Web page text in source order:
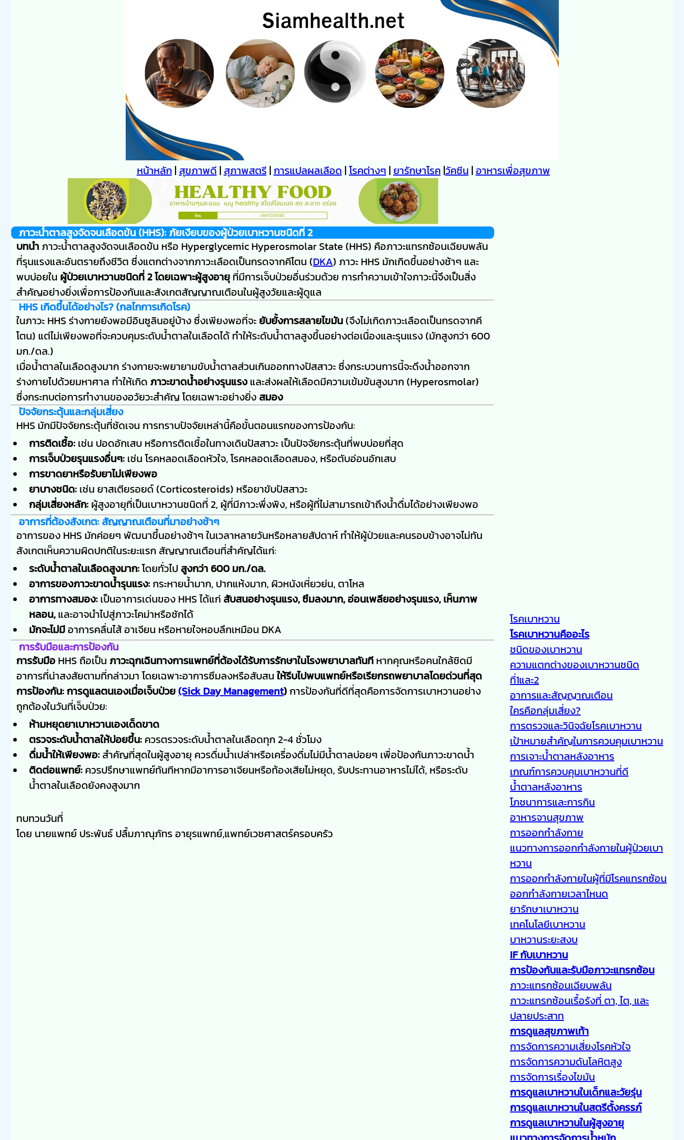
หน้าหลัก|สุขภาพดี|สุภาพสตรี|การแปลผลเลือด|โรคต่างๆ|ยารักษาโรค|วัคซีน|อาหารเพื่อสุขภาพ
ภาวะน้ำตาลสูงจัดจนเลือดข้น (HHS): ภัยเงียบของผู้ป่วยเบาหวานชนิดที่ 2
บทนำ ภาวะน้ำตาลสูงจัดจนเลือดข้น หรือ Hyperglycemic Hyperosmolar State (HHS) คือภาวะแทรกซ้อนเฉียบพลัน
ที่รุนแรงและอันตรายถึงชีวิต ซึ่งแตกต่างจากภาวะเลือดเป็นกรดจากคีโตน (DKA) ภาวะ HHS มักเกิดขึ้นอย่างช้าๆ และ
พบบ่อยใน ผู้ป่วยเบาหวานชนิดที่ 2 โดยเฉพาะผู้สูงอายุ ที่มีการเจ็บป่วยอื่นร่วมด้วย การทำความเข้าใจภาวะนี้จึงเป็นสิ่ง
สำคัญอย่างยิ่งเพื่อการป้องกันและสังเกตสัญญาณเตือนในผู้สูงวัยและผู้ดูแล
HHS เกิดขึ้นได้อย่างไร? (กลไกการเกิดโรค)
ในภาวะ HHS ร่างกายยังพอมีอินซูลินอยู่บ้าง ซึ่งเพียงพอที่จะยับยั้งการสลายไขมัน(จึงไม่เกิดภาวะเลือดเป็นกรดจากคี
โตน) แต่ไม่เพียงพอที่จะควบคุมระดับน้ำตาลในเลือดได้ ทำให้ระดับน้ำตาลสูงขึ้นอย่างต่อเนื่องและรุนแรง (มักสูงกว่า 600
มก./ดล.)
เมื่อน้ำตาลในเลือดสูงมาก ร่างกายจะพยายามขับน้ำตาลส่วนเกินออกทางปัสสาวะ ซึ่งกระบวนการนี้จะดึงน้ำออกจาก
ร่างกายไปด้วยมหาศาล ทำให้เกิด ภาวะขาดน้ำอย่างรุนแรงและส่งผลให้เลือดมีความเข้มข้นสูงมาก (Hyperosmolar)
ซึ่งกระทบต่อการทำงานของอวัยวะสำคัญ โดยเฉพาะอย่างยิ่ง สมอง
ปัจจัยกระตุ้นและกลุ่มเสี่ยง
HHS มักมีปัจจัยกระตุ้นที่ชัดเจน การทราบปัจจัยเหล่านี้คือขั้นตอนแรกของการป้องกัน:
การติดเชื้อ: เช่น ปอดอักเสบ หรือการติดเชื้อในทางเดินปัสสาวะ เป็นปัจจัยกระตุ้นที่พบบ่อยที่สุด
การเจ็บป่วยรุนแรงอื่นๆ: เช่น โรคหลอดเลือดหัวใจ, โรคหลอดเลือดสมอง, หรือตับอ่อนอักเสบ
การขาดยาหรือรับยาไม่เพียงพอ
ยาบางชนิด: เช่น ยาสเตียรอยด์ (Corticosteroids) หรือยาขับปัสสาวะ
กลุ่มเสี่ยงหลัก: ผู้สูงอายุที่เป็นเบาหวานชนิดที่ 2, ผู้ที่มีภาวะพึ่งพิง, หรือผู้ที่ไม่สามารถเข้าถึงน้ำดื่มได้อย่างเพียงพอ
อาการที่ต้องสังเกต: สัญญาณเตือนที่มาอย่างช้าๆ
อาการของ HHS มักค่อยๆ พัฒนาขึ้นอย่างช้าๆ ในเวลาหลายวันหรือหลายสัปดาห์ ทำให้ผู้ป่วยและคนรอบข้างอาจไม่ทัน
สังเกตเห็นความผิดปกติในระยะแรก สัญญาณเตือนที่สำคัญได้แก่:
ระดับน้ำตาลในเลือดสูงมาก:โดยทั่วไป สูงกว่า 600 มก./ดล.
อาการของภาวะขาดน้ำรุนแรง:กระหายน้ำมาก, ปากแห้งมาก, ผิวหนังเหี่ยวย่น, ตาโหล
อาการทางสมอง: เป็นอาการเด่นของ HHS ได้แก่ สับสนอย่างรุนแรง, ซึมลงมาก, อ่อนเพลียอย่างรุนแรง, เห็นภาพ
หลอน,และอาจนำไปสู่ภาวะโคม่าหรือชักได้
มักจะไม่มี อาการคลื่นไส้ อาเจียน หรือหายใจหอบลึกเหมือน DKA
การรับมือและการป้องกัน
การรับมือ HHS ถือเป็น ภาวะฉุกเฉินทางการแพทย์ที่ต้องได้รับการรักษาในโรงพยาบาลทันที หากคุณหรือคนใกล้ชิดมี
อาการที่น่าสงสัยตามที่กล่าวมา โดยเฉพาะอาการซึมลงหรือสับสนให้รีบไปพบแพทย์หรือเรียกรถพยาบาลโดยด่วนที่สุด
การป้องกัน: การดูแลตนเองเมื่อเจ็บป่วย(Sick Day Management)การป้องกันที่ดีที่สุดคือการจัดการเบาหวานอย่าง
ถูกต้องในวันที่เจ็บป่วย:
ห้ามหยุดยาเบาหวานเองเด็ดขาด
ตรวจระดับน้ำตาลให้บ่อยขึ้น: ควรตรวจระดับน้ำตาลในเลือดทุก 2-4 ชั่วโมง
ดื่มน้ำให้เพียงพอ: สำคัญที่สุดในผู้สูงอายุ ควรดื่มน้ำเปล่าหรือเครื่องดื่มไม่มีน้ำตาลบ่อยๆ เพื่อป้องกันภาวะขาดน้ำ
ติดต่อแพทย์: ควรปรึกษาแพทย์ทันทีหากมีอาการอาเจียนหรือท้องเสียไม่หยุด, รับประทานอาหารไม่ได้, หรือระดับ
น้ำตาลในเลือดยังคงสูงมาก
ทบทวนวันที่
โดย นายแพทย์ ประพันธ์ ปลื้มภาณุภัทร อายุรแพทย์,แพทย์เวชศาสตร์ครอบครัว
โรคเบาหวาน
โรคเบาหวานคืออะไร
ชนิดของเบาหวาน
ความแตกต่างของเบาหวานชนิด
ที่1และ2
อาการและสัญญาณเตือน
ใครคือกลุ่มเสี่ยง?
การตรวจและวินิจฉัยโรคเบาหวาน
เป้าหมายสำคัญในการควบคุมเบาหวาน
การเจาะน้ำตาลหลังอาหาร
เกณฑ์การควบคุมเบาหวานที่ดี
น้ำตาลหลังอาหาร
โภชนาการและการกิน
อาหารจานสุขภาพ
การออกกำลังกาย
แนวทางการออกกำลังกายในผู้ป่วยเบา
หวาน
การออกกำลังกายในผู้ที่มีโรคแทรกซ้อน
ออกกำลังกายเวลาไหนด
ยารักษาเบาหวาน
เทคโนโลยีเบาหวาน
บาหวานระยะสงบ
IF กับเบาหวาน
การป้องกันและรับมือภาวะแทรกซ้อน
ภาวะแทรกซ้อนเฉียบพลัน
ภาวะแทรกซ้อนเรื้อรังที่ ตา, ไต, และ
ปลายประสาท
การดูแลสุขภาพเท้า
การจัดการความเสี่ยงโรคหัวใจ
การจัดการความดันโลหิตสูง
การจัดการเรื่องไขมัน
การดูแลเบาหวานในเด็กและวัยรุ่น
การดูแลเบาหวานในสตรีตั้งครรภ์
การดูแลเบาหวานในผู้สูงอายุ